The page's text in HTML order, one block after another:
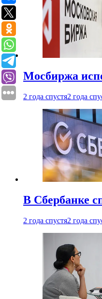
Мосбиржа
2 года спустя2 года
В Сбербанке
2 года спустя2 года